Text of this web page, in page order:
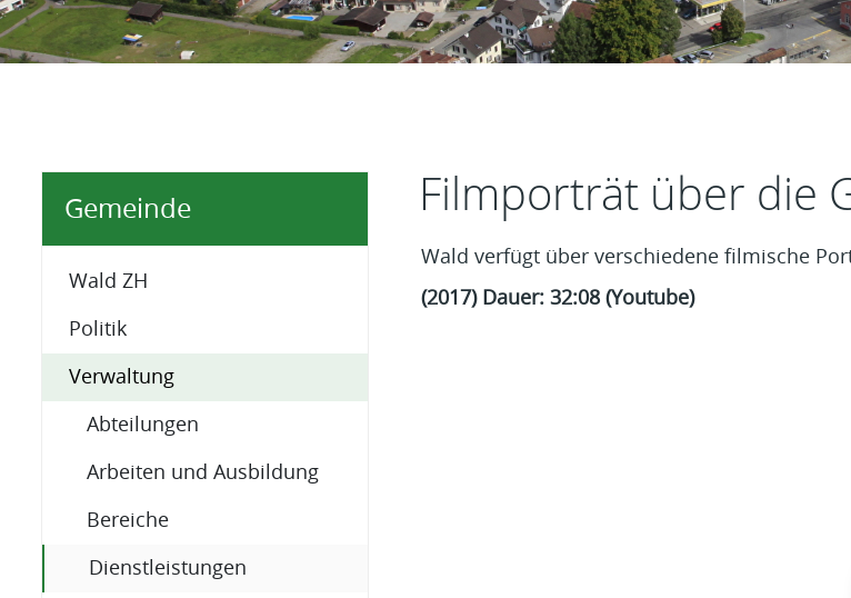
Gemeinde
Wald ZH
Politik
Verwaltung
Abteilungen
Arbeiten und Ausbildung
Bereiche
Dienstleistungen
Inhalt
Filmporträt über die
Wald verfügt über verschiedene filmische
(2017) Dauer: 32:08 (Youtube)